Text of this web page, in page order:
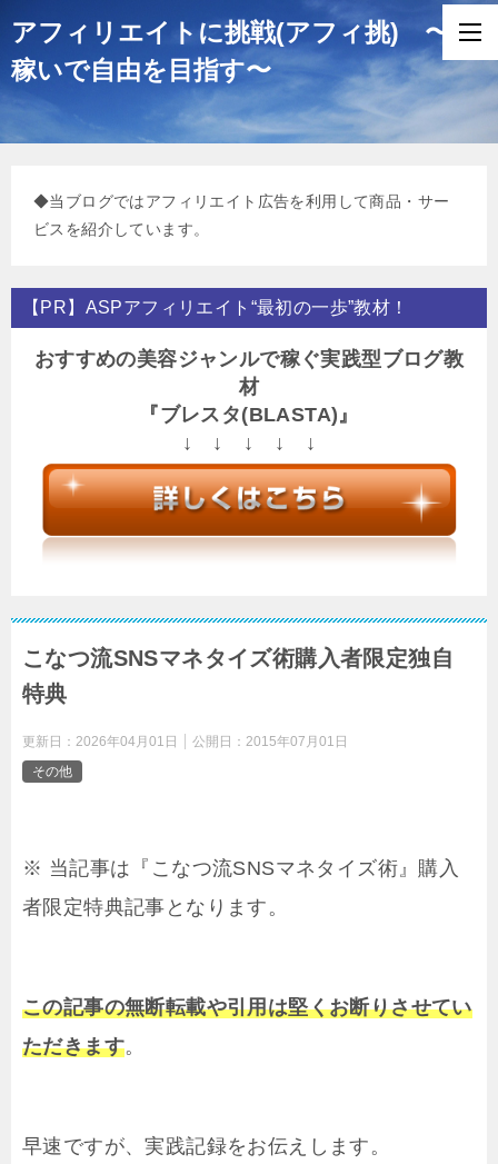
アフィリエイトに挑戦(アフィ挑) 〜
稼いで自由を目指す〜
◆当ブログではアフィリエイト広告を利用して商品・サー
ビスを紹介しています。
【PR】ASPアフィリエイト“最初の一歩”教材！
おすすめの美容ジャンルで稼ぐ実践型ブログ教
材
『ブレスタ(BLASTA)』
↓ ↓ ↓ ↓ ↓
こなつ流SNSマネタイズ術購入者限定独自
特典
更新日： 2026年04月01日 公開日： 2015年07月01日
その他
※ 当記事は『こなつ流SNSマネタイズ術』購入
者限定特典記事となります。
この記事の無断転載や引用は堅くお断りさせてい
ただきます。
早速ですが、実践記録をお伝えします。